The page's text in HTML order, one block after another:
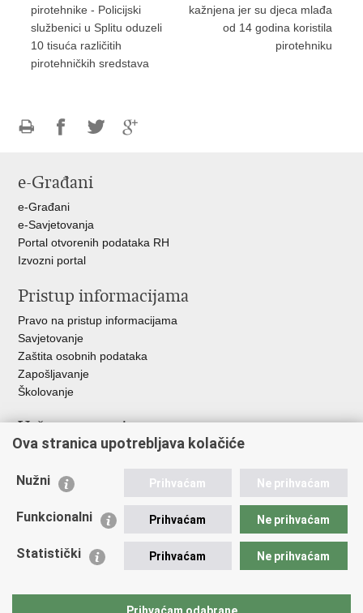
pirotehnike - Policijski
službenici u Splitu oduzeli
10 tisuća različitih
pirotehničkih sredstava
kažnjena jer su djeca mlađa
od 14 godina koristila
pirotehniku
FacebookuTwitteru
e-Građani
e-Građani
e-Savjetovanja
Portal otvorenih podataka RH
Izvozni portal
Pristup informacijama
Pravo na pristup informacijama
Savjetovanje
Zaštita osobnih podataka
Zapošljavanje
Školovanje
Važne poveznice
Ministarstvo unutarnjih poslova
Udruge
Policijska akademija
Zaklada policijske solidarnosti
Vučetić"
Ova stranica upotrebljava kolačiće
Nužni Prihvaćam Ne prihvaćam
Funkcionalni Prihvaćam Ne prihvaćam
Statistički Prihvaćam Ne prihvaćam